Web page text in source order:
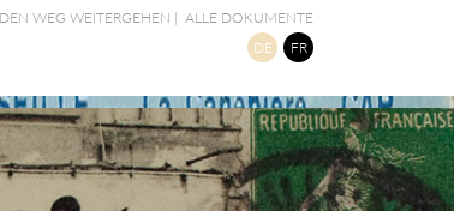
DEN WEG WEITERGEHEN | ALLE DOKUMENTE
DE
FR